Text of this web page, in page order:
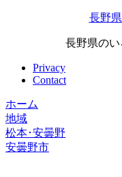
長野
長野県の
Privacy
Contact
ホーム
地域
松本･安曇野
安曇野市